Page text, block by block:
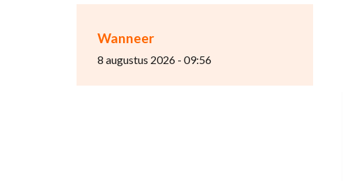
Wanneer
8 augustus 2026 - 09:56